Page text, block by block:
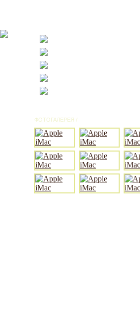
ФОТОГАЛЕРЕЯ /